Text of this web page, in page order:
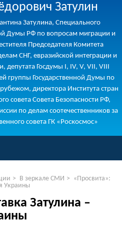
Затулин
Затулина, Специального
Думы РФ по вопросам миграции и
Председателя Комитета
СНГ, евразийской интеграции и
депутата Госдумы I, IV, V, VII, VIII
группы Государственной Думы по
директора Института стран
совета Совета Безопасности РФ,
по делам соотечественников за
совета ГК «Роскосмос»
> В зеркале СМИ > «Просвита»:
Украины
Затулина –